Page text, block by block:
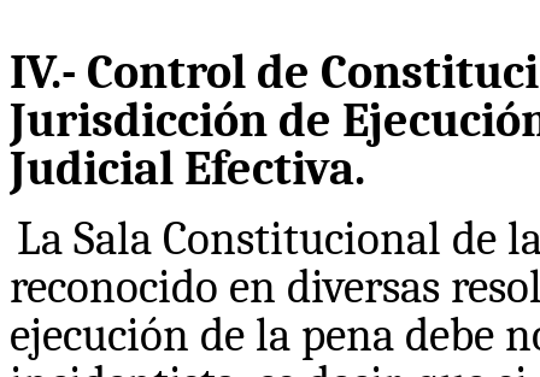
IV.- Control de
Jurisdicción de
Judicial Efectiva.
La Sala Constitucional de
reconocido en diversas
ejecución de la pena debe